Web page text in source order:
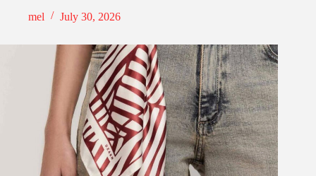
mel
July 30, 2026